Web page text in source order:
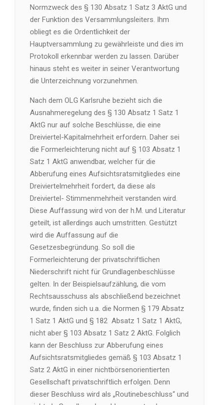
Normzweck des § 130 Absatz 1 Satz 3 AktG und
der Funktion des Versammlungsleiters. Ihm
obliegt es die Ordentlichkeit der
Hauptversammlung zu gewährleiste und dies im
Protokoll erkennbar werden zu lassen. Darüber
hinaus steht es weiter in seiner Verantwortung
die Unterzeichnung vorzunehmen.
Nach dem OLG Karlsruhe bezieht sich die
Ausnahmeregelung des § 130 Absatz 1 Satz 1
AktG nur auf solche Beschlüsse, die eine
Dreiviertel-Kapitalmehrheit erfordern. Daher sei
die Formerleichterung nicht auf § 103 Absatz 1
Satz 1 AktG anwendbar, welcher für die
Abberufung eines Aufsichtsratsmitgliedes eine
Dreiviertelmehrheit fordert, da diese als
Dreiviertel- Stimmenmehrheit verstanden wird.
Diese Auffassung wird von der h.M. und Literatur
geteilt, ist allerdings auch umstritten. Gestützt
wird die Auffassung auf die
Gesetzesbegründung. So soll die
Formerleichterung der privatschriftlichen
Niederschrift nicht für Grundlagenbeschlüsse
gelten. In der Beispielsaufzählung, die vom
Rechtsausschuss als abschließend bezeichnet
wurde, finden sich u.a. die Normen § 179 Absatz
1 Satz 1 AktG und § 182 Absatz 1 Satz 1 AktG,
nicht aber § 103 Absatz 1 Satz 2 AktG. Folglich
kann der Beschluss zur Abberufung eines
Aufsichtsratsmitgliedes gemäß § 103 Absatz 1
Satz 2 AktG in einer nichtbörsenorientierten
Gesellschaft privatschriftlich erfolgen. Denn
dieser Beschluss wird als „Routinebeschluss“ und